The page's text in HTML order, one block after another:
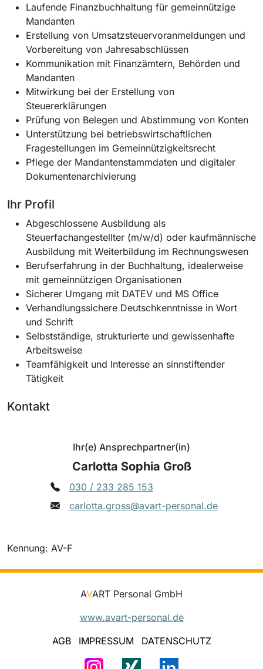
Laufende Finanzbuchhaltung für gemeinnützige
Mandanten
Erstellung von Umsatzsteuervoranmeldungen und
Vorbereitung von Jahresabschlüssen
Kommunikation mit Finanzämtern, Behörden und
Mandanten
Mitwirkung bei der Erstellung von
Steuererklärungen
Prüfung von Belegen und Abstimmung von Konten
Unterstützung bei betriebswirtschaftlichen
Fragestellungen im Gemeinnützigkeitsrecht
Pflege der Mandantenstammdaten und digitaler
Dokumentenarchivierung
Ihr Profil
Abgeschlossene Ausbildung als
Steuerfachangestellter (m/w/d) oder kaufmännische
Ausbildung mit Weiterbildung im Rechnungswesen
Berufserfahrung in der Buchhaltung, idealerweise
mit gemeinnützigen Organisationen
Sicherer Umgang mit DATEV und MS Office
Verhandlungssichere Deutschkenntnisse in Wort
und Schrift
Selbstständige, strukturierte und gewissenhafte
Arbeitsweise
Teamfähigkeit und Interesse an sinnstiftender
Tätigkeit
Kontakt
Ihr(e) Ansprechpartner(in)
Carlotta Sophia Groß
030 / 233 285 153
carlotta.gross@avart-personal.de
Kennung: AV-F
AVART Personal GmbH
www.avart-personal.de
AGB
IMPRESSUM DATENSCHUTZ